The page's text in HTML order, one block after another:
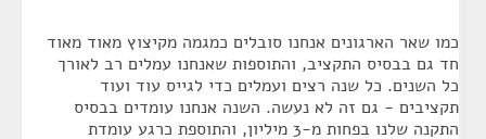
כמו שאר הארגונים אנחנו סובלים כמגמה מקיצוץ מאוד מאוד
חד גם בבסיס התקציב, והתוספות שאנחנו עמלים רב לאורך
כל השנים. כל שנה רצים ועמלים כדי לגייס עוד ועוד
תקציבים - גם זה לא נעשה. השנה אנחנו עומדים בבסיס
התקנה שלנו בפחות מ-3 מיליון, והתוספת כרגע עומדת